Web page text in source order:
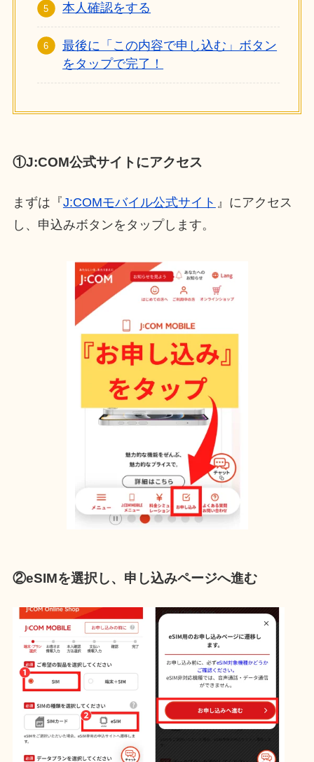
本人確認をする
最後に「この内容で申し込む」ボタン
をタップで完了！
①J:COM公式サイトにアクセス
まずは『J:COMモバイル公式サイト 』にアクセス
し、申込みボタンをタップします。
②eSIMを選択し、申し込みページへ進む